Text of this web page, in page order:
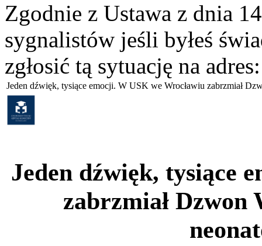
Zgodnie z Ustawa z dnia
sygnalistów jeśli byłeś
zgłosić tą sytuację na
Jeden dźwięk, tysiące emocji. W USK we Wrocławiu zabrzmiał
Jeden dźwięk, tysiące
zabrzmiał Dzwon